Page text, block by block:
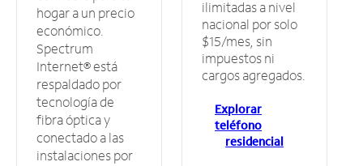
hogar a un precio
económico.
Spectrum
Internet® está
respaldado por
tecnología de
fibra óptica y
conectado a las
instalaciones por
ilimitadas a nivel
nacional por solo
$15/mes, sin
impuestos ni
cargos agregados.
Explorar
teléfono
residencial